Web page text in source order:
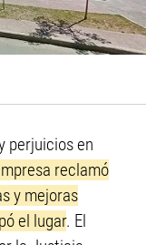
perjuicios en
reclamó
y mejoras
el lugar. El